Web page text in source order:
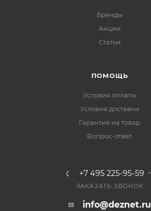
Бренды
Акции
Статьи
ПОМОЩЬ
Условия оплаты
Условия доставки
Гарантия на товар
Вопрос-ответ
+7 495 225-95-59
ЗАКАЗАТЬ ЗВОНОК
info@deznet.ru